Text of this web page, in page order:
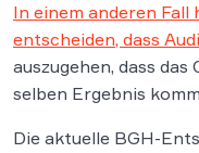
In einem anderen
entscheiden, dass
auszugehen, dass das
selben Ergebnis
Die aktuelle BGH-